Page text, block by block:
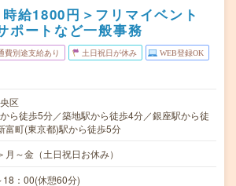
給1800円＞フリマイベント
ポートなど一般事務
費別途支給あり 土日祝日が休み WEB登録OK
区
ら徒歩5分／築地駅から徒歩4分／銀座駅から徒
富町(東京都)駅から徒歩5分
月～金（土日祝日お休み）
18：00(休憩60分)